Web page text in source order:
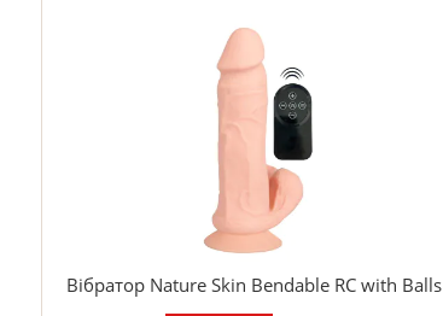
Вібратор Nature Skin Bendable RC with Balls